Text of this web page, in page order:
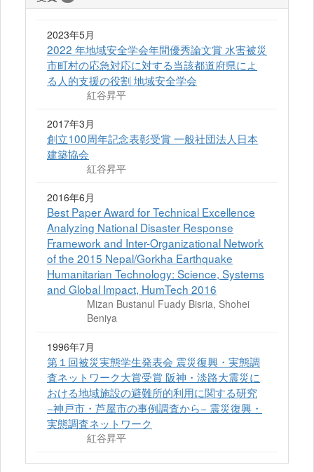
2023年5月
2022 年地域安全学会年間優秀論文賞 水害被災
市町村の応急対応に対する当該都道府県によ
る人的支援の役割 地域安全学会
紅谷昇平
2017年3月
創立100周年記念表彰受賞 一般社団法人日本
建築協会
紅谷昇平
2016年6月
Best Paper Award for Technical Excellence
Analyzing National Disaster Response
Framework and Inter-Organizational Network
of the 2015 Nepal/Gorkha Earthquake
Humanitarian Technology: Science, Systems
and Global Impact, HumTech 2016
Mizan Bustanul Fuady Bisria, Shohei
Beniya
1996年7月
第１回被災実態学生発表会 震災復興・実態調
査ネットワーク大賞受賞 阪神・淡路大震災に
おける地域施設の避難所的利用に関する研究
−神戸市・芦屋市の事例調査から− 震災復興・
実態調査ネットワーク
紅谷昇平